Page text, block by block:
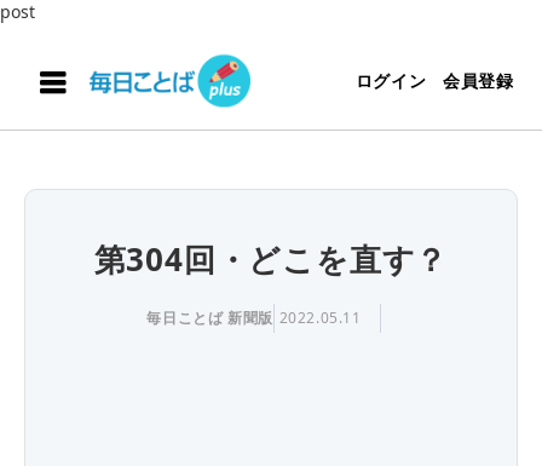
post
ログイン 会員登録
第304回・どこを直す？
毎日ことば 新聞版 2022.05.11